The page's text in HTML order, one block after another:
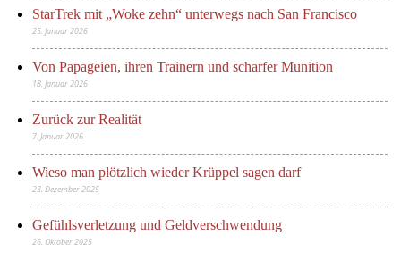
StarTrek mit „Woke zehn“ unterwegs nach San Francisco
25. Januar 2026
Von Papageien, ihren Trainern und scharfer Munition
18. Januar 2026
Zurück zur Realität
7. Januar 2026
Wieso man plötzlich wieder Krüppel sagen darf
23. Dezember 2025
Gefühlsverletzung und Geldverschwendung
26. Oktober 2025